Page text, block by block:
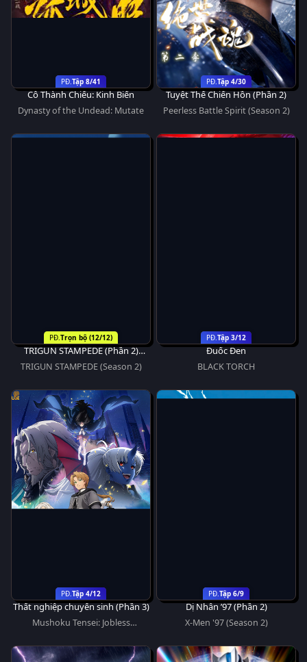
Tập 8/41
Cô Thành Chiếu: Kinh Biến
Dynasty of the Undead: Mutate
Tập 4/30
Tuyệt Thế Chiến Hồn (Phần 2)
Peerless Battle Spirit (Season 2)
Trọn bộ (12/12)
TRIGUN STAMPEDE (Phần 2)
Stargaze
TRIGUN STAMPEDE (Season 2)
Tập 3/12
Đuốc Đen
BLACK TORCH
Tập 4/12
Thất nghiệp chuyển sinh (Phần 3)
Mushoku Tensei: Jobless
Tập 6/9
Dị Nhân ’97 (Phần 2)
X-Men '97 (Season 2)